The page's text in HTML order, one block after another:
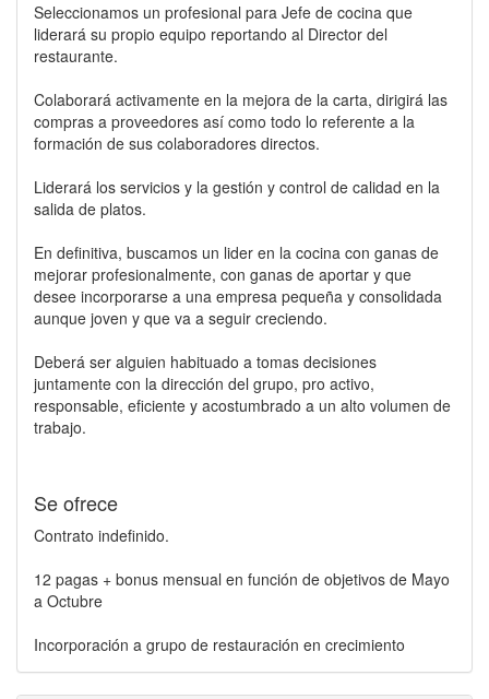
Seleccionamos un profesional para Jefe de cocina que
liderará su propio equipo reportando al Director del
restaurante.
Colaborará activamente en la mejora de la carta, dirigirá las
compras a proveedores así como todo lo referente a la
formación de sus colaboradores directos.
Liderará los servicios y la gestión y control de calidad en la
salida de platos.
En definitiva, buscamos un lider en la cocina con ganas de
mejorar profesionalmente, con ganas de aportar y que
desee incorporarse a una empresa pequeña y consolidada
aunque joven y que va a seguir creciendo.
Deberá ser alguien habituado a tomas decisiones
juntamente con la dirección del grupo, pro activo,
responsable, eficiente y acostumbrado a un alto volumen de
trabajo.
Se ofrece
Contrato indefinido.
12 pagas + bonus mensual en función de objetivos de Mayo
a Octubre
Incorporación a grupo de restauración en crecimiento